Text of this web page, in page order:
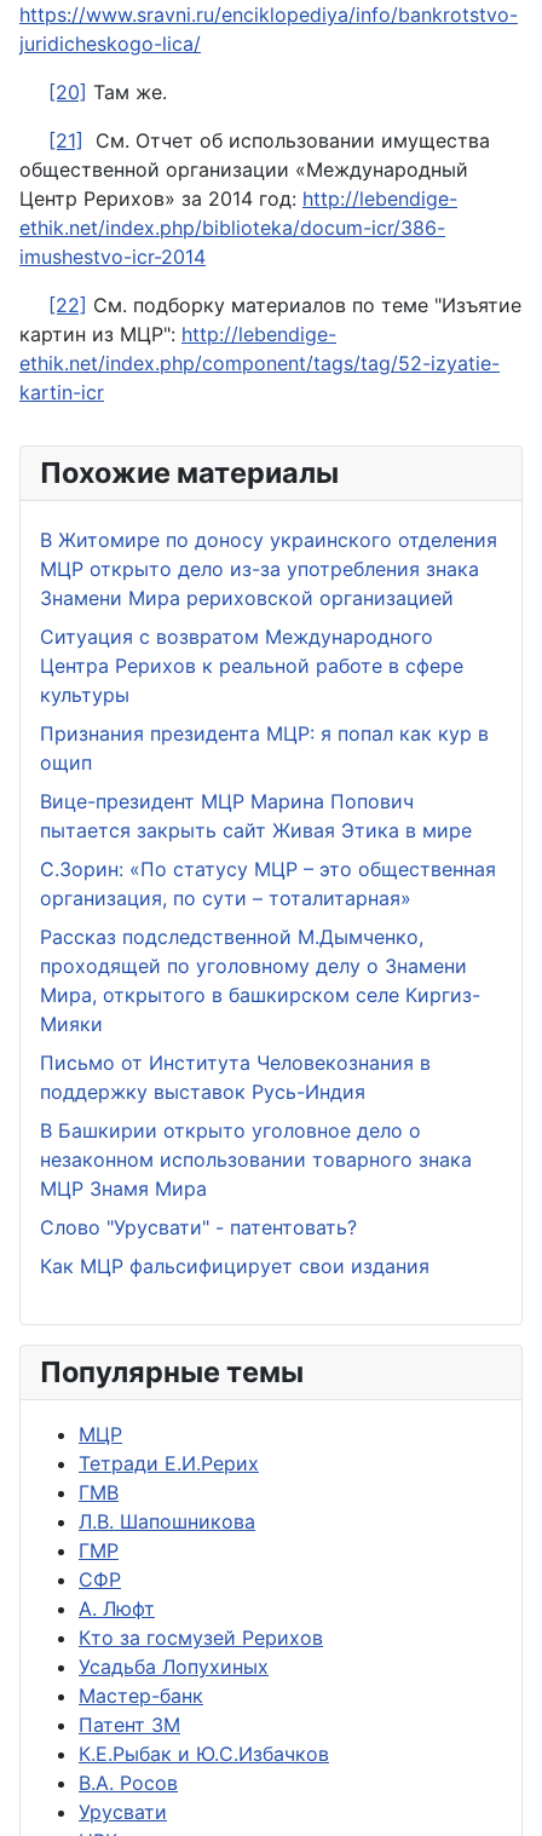
https://www.sravni.ru/enciklopediya/info/bankrotstvo-
juridicheskogo-lica/
[20] Там же.
[21]
См. Отчет об использовании имущества
общественной организации «Международный
Центр Рерихов» за 2014 год: http://lebendige-
ethik.net/index.php/biblioteka/docum-icr/386-
imushestvo-icr-2014
[22] См. подборку материалов по теме "Изъятие
картин из МЦР": http://lebendige-
ethik.net/index.php/component/tags/tag/52-izyatie-
kartin-icr
Похожие материалы
В Житомире по доносу украинского отделения
МЦР открыто дело из-за употребления знака
Знамени Мира рериховской организацией
Ситуация с возвратом Международного
Центра Рерихов к реальной работе в сфере
культуры
Признания президента МЦР: я попал как кур в
ощип
Вице-президент МЦР Марина Попович
пытается закрыть сайт Живая Этика в мире
С.Зорин: «По статусу МЦР – это общественная
организация, по сути – тоталитарная»
Рассказ подследственной М.Дымченко,
проходящей по уголовному делу о Знамени
Мира, открытого в башкирском селе Киргиз-
Мияки
Письмо от Института Человекознания в
поддержку выставок Русь-Индия
В Башкирии открыто уголовное дело о
незаконном использовании товарного знака
МЦР Знамя Мира
Слово "Урусвати" - патентовать?
Как МЦР фальсифицирует свои издания
Популярные темы
МЦР
Тетради Е.И.Рерих
ГМВ
Л.В. Шапошникова
ГМР
СФР
А. Люфт
Кто за госмузей Рерихов
Усадьба Лопухиных
Мастер-банк
Патент ЗМ
К.Е.Рыбак и Ю.С.Избачков
В.А. Росов
Урусвати